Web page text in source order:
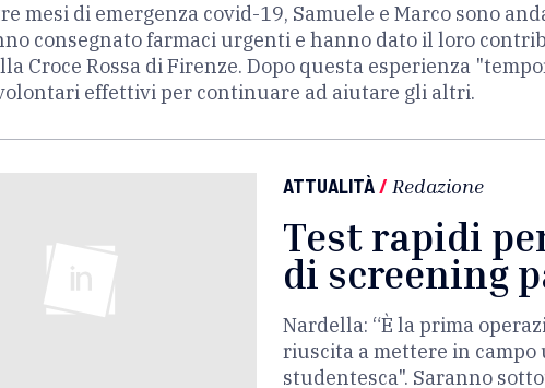
mesi di emergenza covid-19, Samuele e Marco sono
consegnato farmaci urgenti e hanno dato il loro
Croce Rossa di Firenze. Dopo questa esperienza
effettivi per continuare ad aiutare gli altri.
ATTUALITÀ/ Redazione
Test rapidi
di screening
Nardella: “È la prima
riuscita a mettere in
studentesca". Saranno